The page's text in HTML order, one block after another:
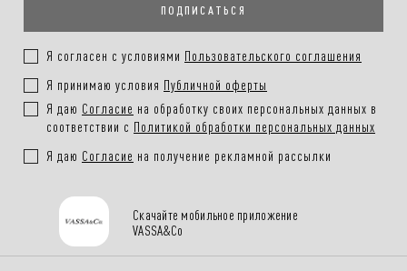
Покупателям.
ПОДПИСАТЬСЯ
Я согласен с условиями Пользовательского соглашения
Я принимаю условия Публичной оферты
Я даю Согласие на обработку своих персональных данных в
соответствии с Политикой обработки персональных данных
Я даю Согласие на получение рекламной рассылки
Скачайте мобильное приложение
VASSA&Co